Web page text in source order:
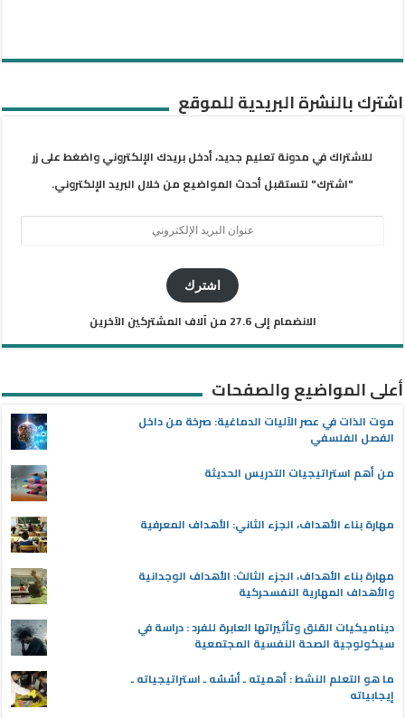
اشترك بالنشرة البريدية للموقع
للاشتراك في مدونة تعليم جديد، أدخل بريدك الإلكتروني واضغط على زر
"اشترك" لتستقبل أحدث المواضيع من خلال البريد الإلكتروني.
اشترك
الانضمام إلى 27.6 من آلاف المشتركين الآخرين
أعلى المواضيع والصفحات
موت الذات في عصر الآليات الدماغية: صرخة من داخل
الفصل الفلسفي
من أهم استراتيجيات التدريس الحديثة
مهارة بناء الأهداف، الجزء الثاني: الأهداف المعرفية
مهارة بناء الأهداف، الجزء الثالث: الأهداف الوجدانية
والأهداف المهارية النفسحركية
ديناميكيات القلق وتأثيراتها العابرة للفرد : دراسة في
سيكولوجية الصحة النفسية المجتمعية
ما هو التعلم النشط : أهميته ـ أسُسُه ـ استراتيجياته ـ
إيجابياته